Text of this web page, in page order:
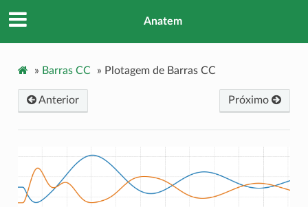
Anatem
» Barras CC » Plotagem de Barras CC
Próximo
Anterior